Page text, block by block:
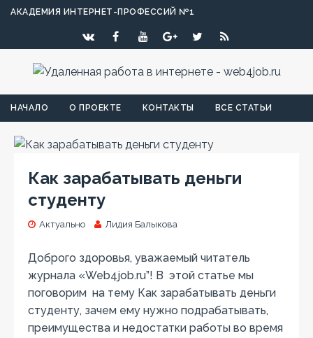
АКАДЕМИЯ ИНТЕРНЕТ-ПРОФЕССИЙ №1
НАЧАЛО О ПРОЕКТЕ КОНТАКТЫ ВСЕ СТАТЬИ
Как зарабатывать деньги
студенту
Актуально Лидия Балыкова
Доброго здоровья, уважаемый читатель
журнала «Web4job.ru”! В этой статье мы
поговорим на тему Как зарабатывать деньги
студенту, зачем ему нужно подрабатывать,
преимущества и недостатки работы во время